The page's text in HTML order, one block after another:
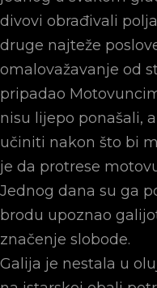
divovi obrađivali
druge najteže
omalovažavanje od
pripadao
nisu lijepo ponašali,
učiniti nakon što bi
je da protrese
Jednog dana su ga
brodu upoznao
značenje slobode.
Galija je nestala u